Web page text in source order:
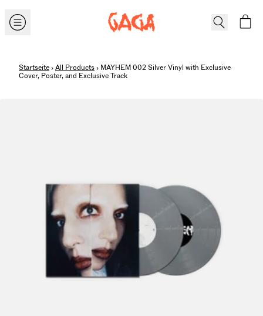
Startseite›All Products› MAYHEM 002 Silver Vinyl with Exclusive
Cover, Poster, and Exclusive Track